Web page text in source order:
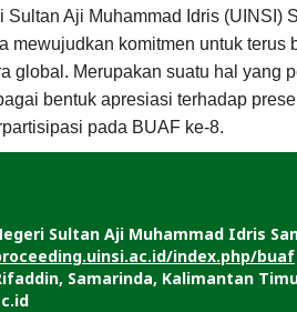
Sultan Aji Muhammad Idris (UINSI)
mewujudkan komitmen untuk terus
global. Merupakan suatu hal yang
bentuk apresiasi terhadap
pada BUAF ke-8.
Sultan Aji Muhammad Idris
index.php/buaf
Samarinda, Kalimantan